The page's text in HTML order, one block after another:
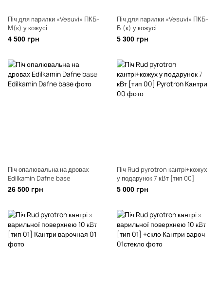
Піч для парилки «Vesuvi» ПКБ-
М(к) у кожусі
4 500 грн
Піч для парилки «Vesuvi» ПКБ-
Б (к) у кожусі
5 300 грн
Піч опалювальна на дровах
Edilkamin Dafne base
26 500 грн
Піч Rud pyrotron кантрі+кожух
у подарунок 7 кВт [тип 00]
5 000 грн